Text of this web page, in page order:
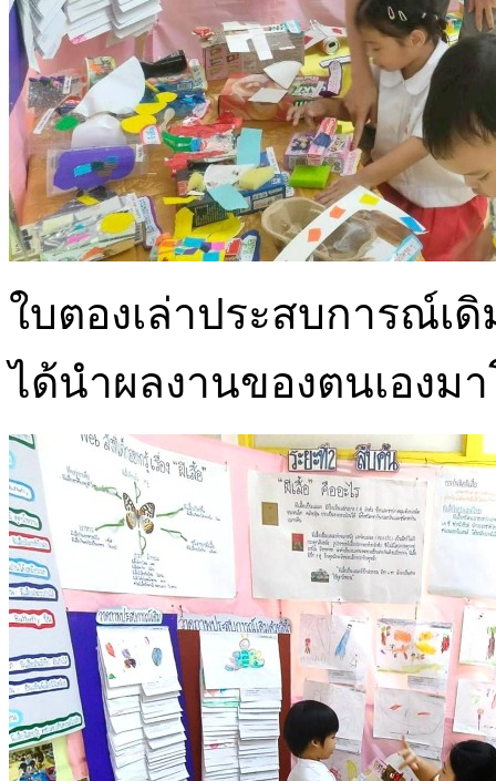
ใบตองเล่าประสบการณ์เ
ได้นำผลงานของตนเองม